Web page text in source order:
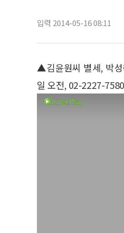
입력 2014-05-16 08:11
▲김윤원씨 별세, 박성
일 오전, 02-2227-7580